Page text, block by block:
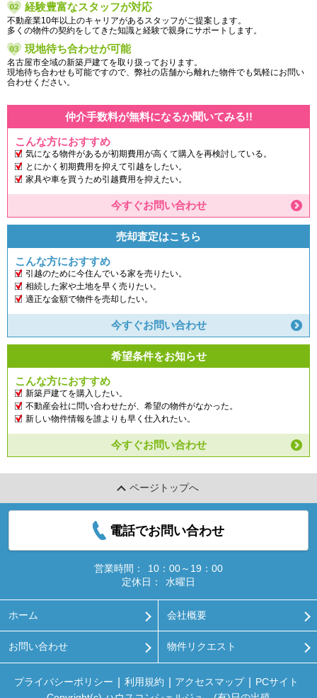
経験豊富なスタッフが対応
不動産業10年以上のキャリアがあるスタッフがご提案します。
多くの物件の契約をしてきた知識と経験で親身にサポートします。
現地待ち合わせが可能
名古屋市全域の新築戸建てを取り扱っております。
現地待ち合わせも可能ですので、弊社の店舗から離れた物件でも気軽にお問い
合わせください。
仲介手数料が無料になるか聞いてみる!!
こんな方におすすめ
気になる物件があるが初期費用が高くて購入を再検討している。
とにかく初期費用を抑えて引越をしたい。
家具や車を買うため引越費用を抑えたい。
今すぐお問い合わせ
売却査定はこちら
こんな方におすすめ
引越のために今住んでいる家を売りたい。
相続した家や土地を早く売りたい。
適正な金額で物件を売却したい。
今すぐお問い合わせ
希望条件をお知らせ
こんな方におすすめ
新築戸建てを購入したい。
不動産会社に問い合わせたが、希望の物件がなかった。
新しい物件情報を誰よりも早く仕入れたい。
今すぐお問い合わせ
ページトップへ
電話でお問い合わせ
営業時間：
10：00～19：00
定休日：
水曜日
ホーム 会社概要
お問い合わせ 物件リクエスト
プライバシーポリシー 利用規約 アクセスマップ
PCサイト